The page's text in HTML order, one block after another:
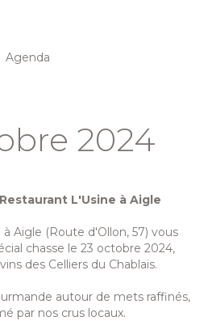
Agenda
2024
L'Usine à Aigle
Aigle (Route d'Ollon, 57) vous
chasse le 23 octobre 2024,
des Celliers du Chablais.
autour de mets raffinés,
par nos crus locaux.